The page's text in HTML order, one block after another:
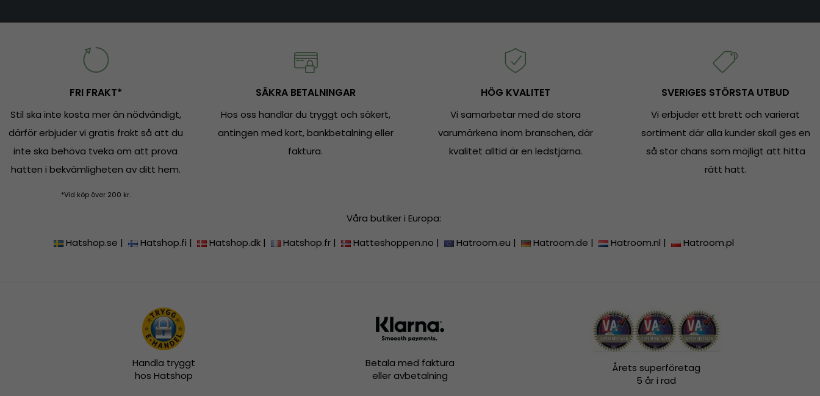
FRI FRAKT*
Stil ska inte kosta mer än nödvändigt,
därför erbjuder vi gratis frakt så att du
inte ska behöva tveka om att prova
hatten i bekvämligheten av ditt hem.
*Vid köp över 200 kr.
SÄKRA BETALNINGAR
Hos oss handlar du tryggt och säkert,
antingen med kort, bankbetalning eller
faktura.
HÖG KVALITET
Vi samarbetar med de stora
varumärkena inom branschen, där
kvalitet alltid är en ledstjärna.
SVERIGES STÖRSTA UTBUD
Vi erbjuder ett brett och varierat
sortiment där alla kunder skall ges en
så stor chans som möjligt att hitta
rätt hatt.
Våra butiker i Europa:
Hatshop.se | Hatshop.fi | Hatshop.dk | Hatshop.fr | Hatteshoppen.no | Hatroom.eu | Hatroom.de | Hatroom.nl | Hatroom.pl
Handla tryggt
hos Hatshop
Betala med faktura
eller avbetalning
Årets superföretag
5 år i rad